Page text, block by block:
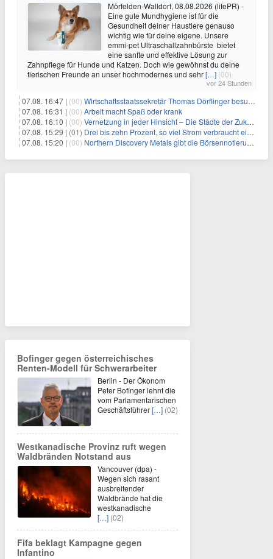
Mörfelden-Walldorf, 08.08.2026 (lifePR) -
Eine gute Mundhygiene ist für die
Gesundheit deiner Haustiere genauso
wichtig wie für deine eigene. Unsere
emmi-pet Ultraschallzahnbürste bietet
eine sanfte und effektive Lösung zur
Zahnpflege für Hunde und Katzen. Doch wie gewöhnst du deine
tierischen Freunde an unser hochmodernes und sehr[…] (00)
vor 24 Stunden
07.08. 16:47 | (00) Wirtschaftsstaatssekretär Thomas Dörflinger besucht Handwerksbetrieb im Kammerbezirk Freiburg
07.08. 16:31 | (00) Arbeit macht Spaß oder krank
07.08. 16:10 | (00) Vernetzung in jeder Hinsicht – Die Städte der Zukunft sind grün-blau
07.08. 15:29 | (01) Drei bis zehn Prozent, so viel Strom verbraucht ein Aufzug im Gebäude
07.08. 15:20 | (00) Northern Discovery Metals gibt die Börsennotierung an der Frankfurter Wertpapierbörse bekannt
Bofinger gegen österreichisches
Renten-Modell für Schwerarbeiter
Berlin - Der Ökonom
Peter Bofinger lehnt die
vom Parlamentarischen
Geschäftsführer[…] (02)
Westkanadische Provinz ruft wegen
Waldbränden Notstand aus
Vancouver (dpa) -
Wegen sich rasant
ausbreitender
Waldbrände hat die
westkanadische
[…] (02)
Fifa beklagt Kampagne gegen
Infantino